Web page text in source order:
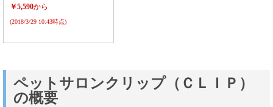
￥5,590から
(2018/3/29 10:43時点)
ペットサロンクリップ（ＣＬＩＰ）
の概要